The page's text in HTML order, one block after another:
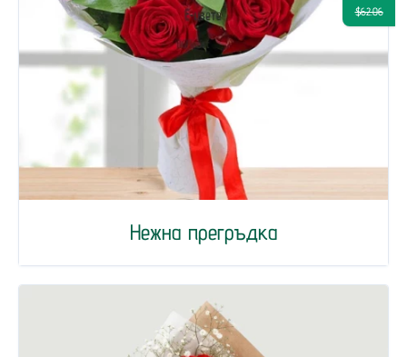
Нежна прегръдка
$62.06